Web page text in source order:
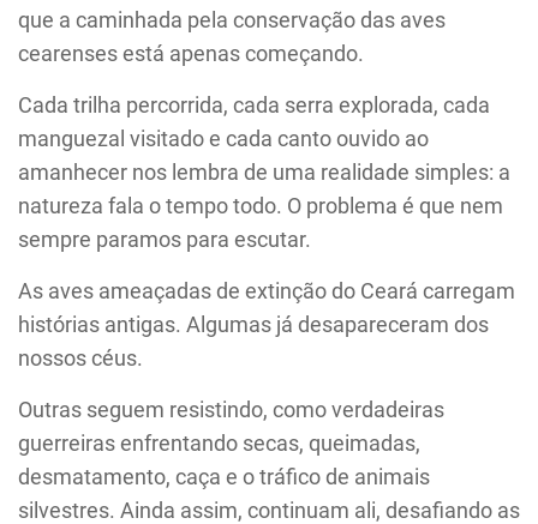
que a caminhada pela conservação das aves
cearenses está apenas começando.
Cada trilha percorrida, cada serra explorada, cada
manguezal visitado e cada canto ouvido ao
amanhecer nos lembra de uma realidade simples: a
natureza fala o tempo todo. O problema é que nem
sempre paramos para escutar.
As aves ameaçadas de extinção do Ceará carregam
histórias antigas. Algumas já desapareceram dos
nossos céus.
Outras seguem resistindo, como verdadeiras
guerreiras enfrentando secas, queimadas,
desmatamento, caça e o tráfico de animais
silvestres. Ainda assim, continuam ali, desafiando as